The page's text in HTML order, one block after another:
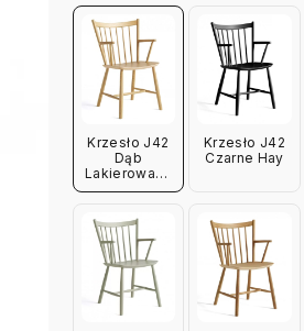
Krzesło J42
Dąb
Lakierowany
Hay
Krzesło J42
Czarne Hay